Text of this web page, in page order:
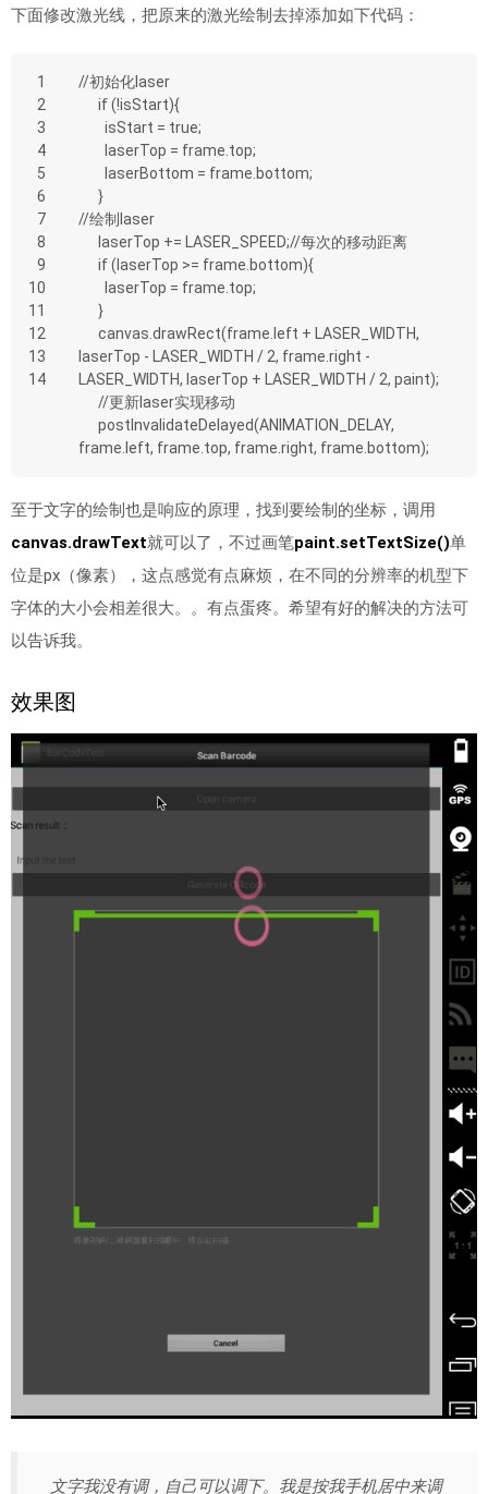
下面修改激光线，把原来的激光绘制去掉添加如下代码：
1
2
3
4
5
6
7
8
9
10
11
12
13
14
//初始化laser
      if (!isStart){
        isStart = true;
        laserTop = frame.top;
        laserBottom = frame.bottom;
      }
//绘制laser
      laserTop += LASER_SPEED;//每次的移动距离
      if (laserTop >= frame.bottom){
        laserTop = frame.top;
      }
laserTop - LASER_WIDTH / 2, frame.right -
LASER_WIDTH, laserTop + LASER_WIDTH / 2, paint);
      //更新laser实现移动
frame.left, frame.top, frame.right, frame.bottom);
至于文字的绘制也是响应的原理，找到要绘制的坐标，调用
canvas.drawText就可以了，不过画笔paint.setTextSize()单
位是px（像素），这点感觉有点麻烦，在不同的分辨率的机型下
字体的大小会相差很大。。有点蛋疼。希望有好的解决的方法可
以告诉我。
效果图
文字我没有调，自己可以调下。我是按我手机居中来调